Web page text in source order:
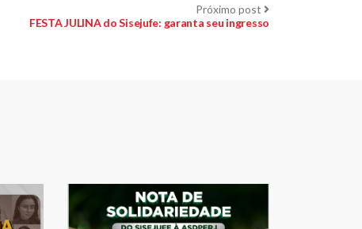
Próximo post Próximo
FESTA JULINA do Sisejufe: garanta seu ingresso